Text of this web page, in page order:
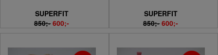
SUPERFIT
850;- 600;-
SUPERFIT
850;- 600;-